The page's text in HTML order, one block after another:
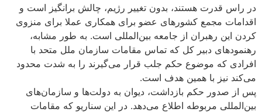
در راس قدرت هستند، بدون تغییر رژیم، چالش برانگیز است و
اقدامات مجمع کشورهای عضو برای همکاری عملا برای منزوی
کردن این رهبران از جامعه بین‌المللی است. به طور مشابه،
رهنمودهای دبیر کل که تماس مقامات سازمان ملل متحد با
افرادی که موضوع حکم جلب قرار می‌گیرند را به شدت محدود
می‌کند نیز با همین هدف است.
پس از صدور حکم بازداشت، دیوان به دولت‌ها و سازمان‌های
بین‌المللی مربوطه اطلاع می‌دهد. در این سناریو که مقامات